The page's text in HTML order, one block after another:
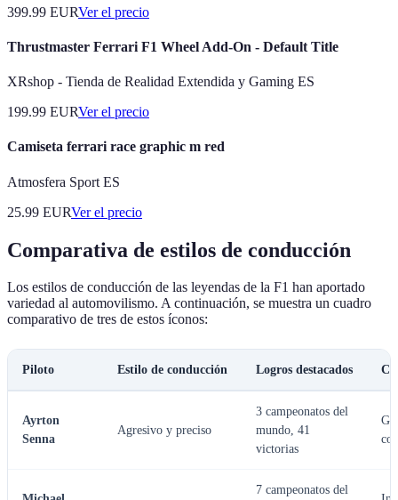
399.99 EURVer el precio
Thrustmaster Ferrari F1 Wheel Add-On - Default Title
XRshop - Tienda de Realidad Extendida y Gaming ES
199.99 EURVer el precio
Camiseta ferrari race graphic m red
Atmosfera Sport ES
25.99 EURVer el precio
Comparativa de estilos de conducción
Los estilos de conducción de las leyendas de la F1 han aportado
variedad al automovilismo. A continuación, se muestra un cuadro
comparativo de tres de estos íconos:
Piloto Estilo de conducción Logros destacados
Ayrton
Senna
Agresivo y preciso
3 campeonatos del
mundo, 41
victorias
7 campeonatos del